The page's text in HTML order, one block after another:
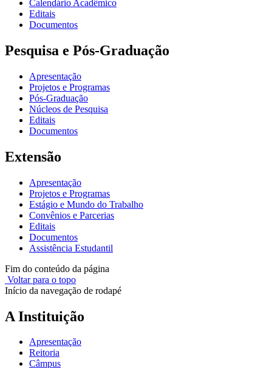
Calendário Acadêmico
Editais
Documentos
Pesquisa e Pós-Graduação
Apresentação
Projetos e Programas
Pós-Graduação
Núcleos de Pesquisa
Editais
Documentos
Extensão
Apresentação
Projetos e Programas
Estágio e Mundo do Trabalho
Convênios e Parcerias
Editais
Documentos
Assistência Estudantil
Fim do conteúdo da página
Voltar para o topo
Início da navegação de rodapé
A Instituição
Apresentação
Reitoria
Câmpus